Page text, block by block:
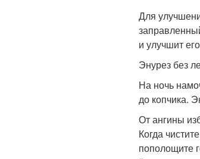
Для
и улучшит
Энурез без
На ночь
до копчика.
От ангины
Когда
пополощите